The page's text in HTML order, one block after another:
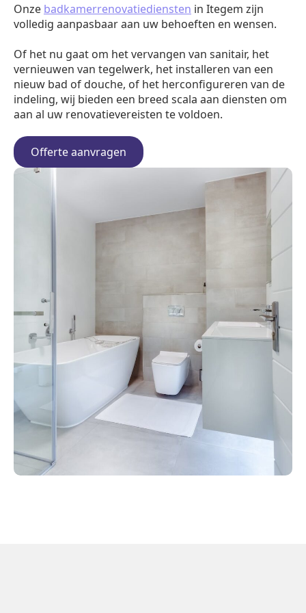
Onze badkamerrenovatiediensten in Itegem zijn
volledig aanpasbaar aan uw behoeften en wensen.
Of het nu gaat om het vervangen van sanitair, het
vernieuwen van tegelwerk, het installeren van een
nieuw bad of douche, of het herconfigureren van de
indeling, wij bieden een breed scala aan diensten om
aan al uw renovatievereisten te voldoen.
Offerte aanvragen